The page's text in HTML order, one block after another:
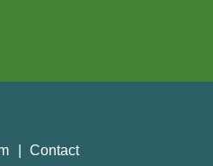
Contact